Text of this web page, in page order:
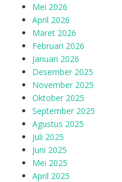
Mei 2026
April 2026
Maret 2026
Februari 2026
Januari 2026
Desember 2025
November 2025
Oktober 2025
September 2025
Agustus 2025
Juli 2025
Juni 2025
Mei 2025
April 2025